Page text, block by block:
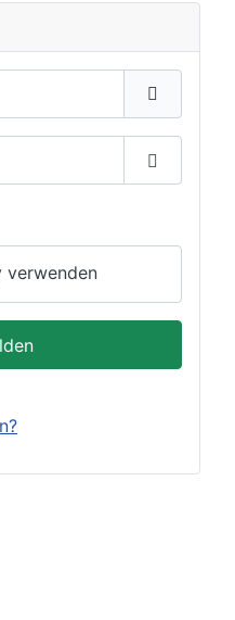
Passwort
verwenden